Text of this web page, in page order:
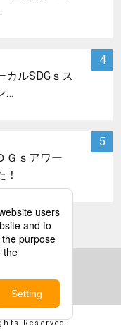
4
カルSDGｓス
…
5
Ｇｓアワー
Reserved.